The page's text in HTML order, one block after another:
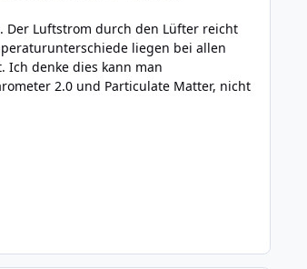
Der Luftstrom durch den Lüfter reicht
liegen bei allen
Ich denke dies kann man
2.0 und Particulate Matter, nicht